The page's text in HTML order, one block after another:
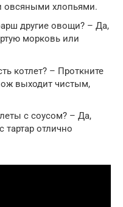
хлопьями.
другие овощи? – Да,
морковь или
котлет? – Проткните
выходит чистым,
с соусом? – Да,
тартар отлично